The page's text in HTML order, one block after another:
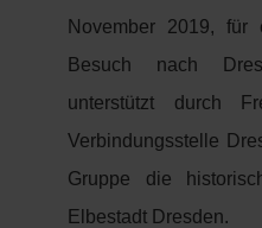
November 2019, für
Besuch nach
unterstützt durch
Verbindungsstelle
Gruppe die
Elbestadt Dresden.